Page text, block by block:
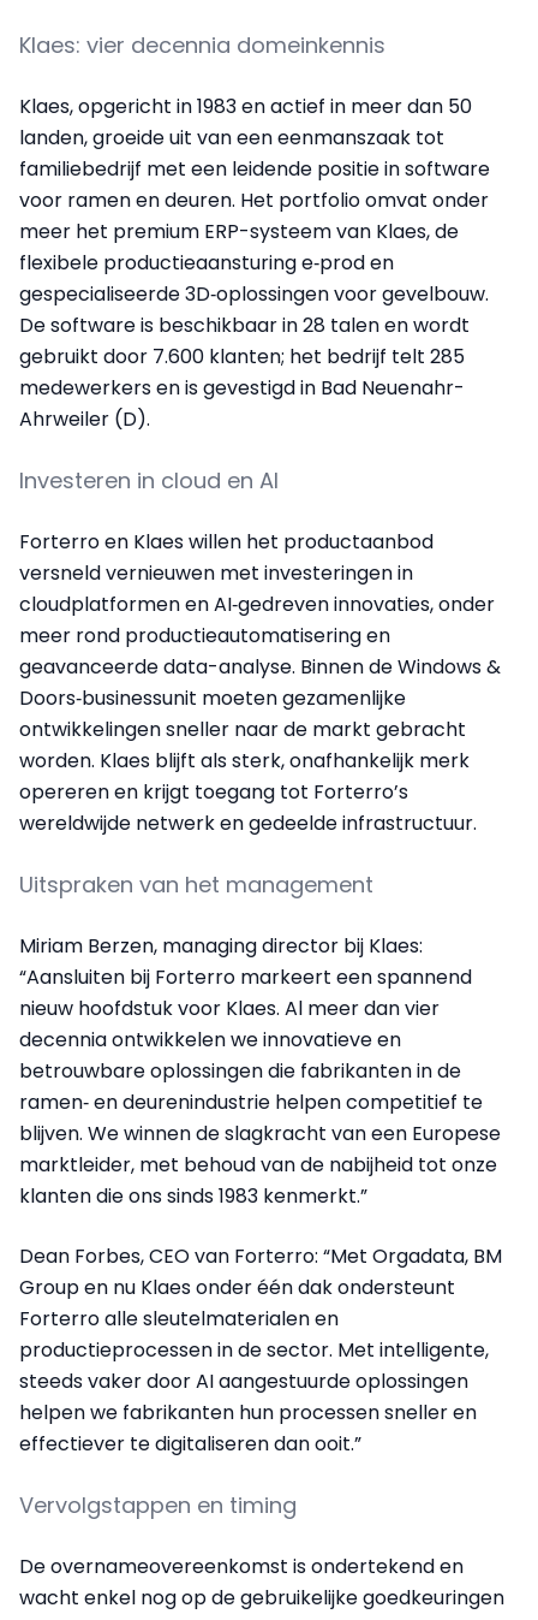
Klaes: vier decennia domeinkennis
Klaes, opgericht in 1983 en actief in meer dan 50
landen, groeide uit van een eenmanszaak tot
familiebedrijf met een leidende positie in software
voor ramen en deuren. Het portfolio omvat onder
meer het premium ERP-systeem van Klaes, de
flexibele productie­aansturing e‑prod en
gespecialiseerde 3D‑oplossingen voor gevelbouw.
De software is beschikbaar in 28 talen en wordt
gebruikt door 7.600 klanten; het bedrijf telt 285
medewerkers en is gevestigd in Bad Neuenahr-
Ahrweiler (D).
Investeren in cloud en AI
Forterro en Klaes willen het productaanbod
versneld vernieuwen met investeringen in
cloudplatformen en AI‑gedreven innovaties, onder
meer rond productieautomatisering en
geavanceerde data-analyse. Binnen de Windows &
Doors‑businessunit moeten gezamenlijke
ontwikkelingen sneller naar de markt gebracht
worden. Klaes blijft als sterk, onafhankelijk merk
opereren en krijgt toegang tot Forterro’s
wereldwijde netwerk en gedeelde infrastructuur.
Uitspraken van het management
Miriam Berzen, managing director bij Klaes:
“Aansluiten bij Forterro markeert een spannend
nieuw hoofdstuk voor Klaes. Al meer dan vier
decennia ontwikkelen we innovatieve en
betrouwbare oplossingen die fabrikanten in de
ramen‑ en deurenindustrie helpen competitief te
blijven. We winnen de slagkracht van een Europese
marktleider, met behoud van de nabijheid tot onze
klanten die ons sinds 1983 kenmerkt.”
Dean Forbes, CEO van Forterro: “Met Orgadata, BM
Group en nu Klaes onder één dak ondersteunt
Forterro alle sleutelmaterialen en
productieprocessen in de sector. Met intelligente,
steeds vaker door AI aangestuurde oplossingen
helpen we fabrikanten hun processen sneller en
effectiever te digitaliseren dan ooit.”
Vervolgstappen en timing
De overnameovereenkomst is ondertekend en
wacht enkel nog op de gebruikelijke goedkeuringen